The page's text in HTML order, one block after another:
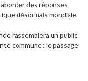
des réponses
désormais mondiale.
rassemblera un public
commune : le passage